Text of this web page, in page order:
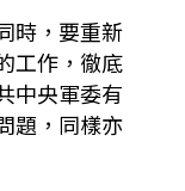
時，要重新
工作，徹底
中央軍委有
題，同樣亦